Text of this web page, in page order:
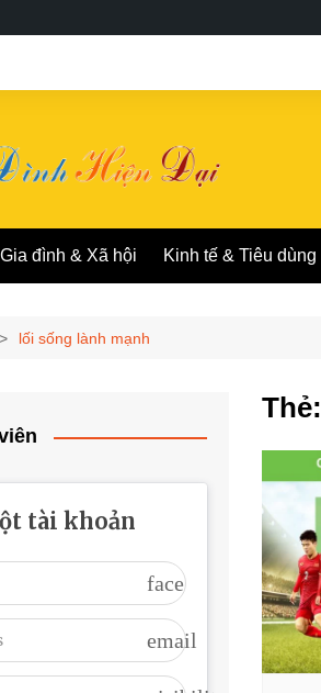
Gia đình & Xã hội Kinh tế & Tiêu dùng
lối sống lành mạnh
Thẻ:
tài khoản
face
email